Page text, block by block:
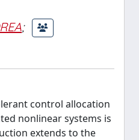
;
control allocation
nonlinear systems is
extends to the